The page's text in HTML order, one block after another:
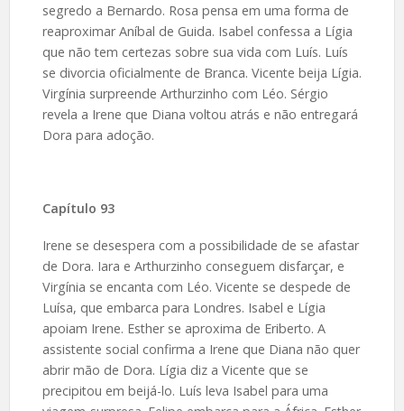
segredo a Bernardo. Rosa pensa em uma forma de
reaproximar Aníbal de Guida. Isabel confessa a Lígia
que não tem certezas sobre sua vida com Luís. Luís
se divorcia oficialmente de Branca. Vicente beija Lígia.
Virgínia surpreende Arthurzinho com Léo. Sérgio
revela a Irene que Diana voltou atrás e não entregará
Dora para adoção.
Capítulo 93
Irene se desespera com a possibilidade de se afastar
de Dora. Iara e Arthurzinho conseguem disfarçar, e
Virgínia se encanta com Léo. Vicente se despede de
Luísa, que embarca para Londres. Isabel e Lígia
apoiam Irene. Esther se aproxima de Eriberto. A
assistente social confirma a Irene que Diana não quer
abrir mão de Dora. Lígia diz a Vicente que se
precipitou em beijá-lo. Luís leva Isabel para uma